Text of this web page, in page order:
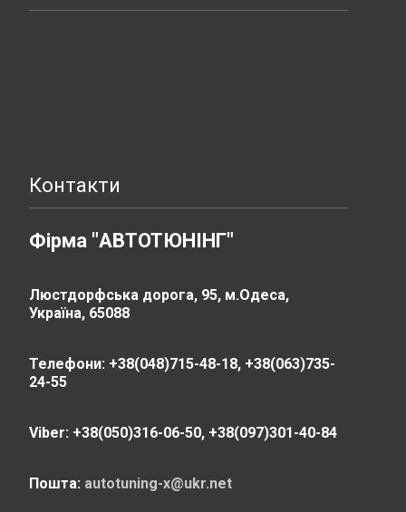
Контакти
Фірма "АВТОТЮНІНГ"
Люстдорфська дорога, 95, м.Одеса,
Україна, 65088
Телефони: +38(048)715-48-18, +38(063)735-
24-55
Viber: +38(050)316-06-50, +38(097)301-40-84
Пошта: autotuning-x@ukr.net